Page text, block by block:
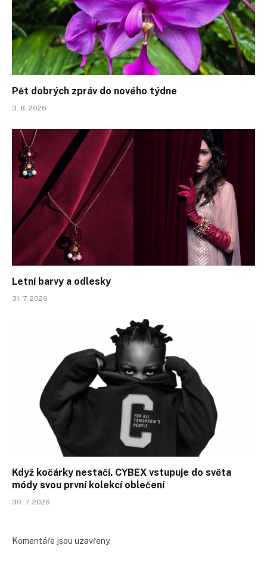
Pět dobrých zpráv do nového týdne
3. 8. 2026
Letní barvy a odlesky
31. 7. 2026
Když kočárky nestačí. CYBEX vstupuje do světa
módy svou první kolekcí oblečení
30. 7. 2026
Komentáře jsou uzavřeny.